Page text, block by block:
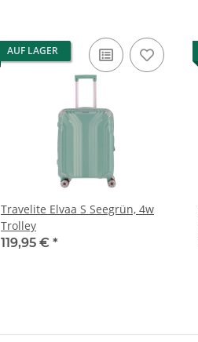
AUF LAGER
Travelite Elvaa S Seegrün, 4w
Trolley
119,95 € *